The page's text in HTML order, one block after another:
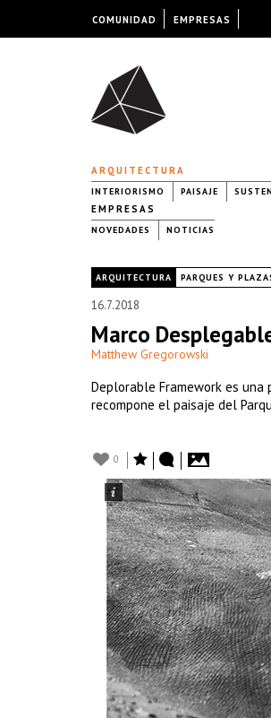
ARQUITECTURA
INTERIORISMO PAISAJE
EMPRESAS
NOVEDADES NOTICIAS
ARQUITECTURA PARQUES Y
16.7.2018
Marco
Matthew Gregorowski
Deplorable Framework es
recompone el paisaje del
0
COMUNIDAD EMPRESAS